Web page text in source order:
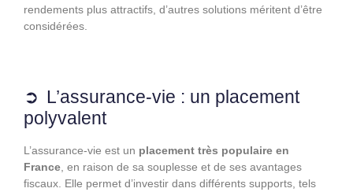
rendements plus attractifs, d’autres solutions méritent d’être
considérées.
L’assurance-vie : un placement
polyvalent
L’assurance-vie est un placement très populaire en
France , en raison de sa souplesse et de ses avantages
fiscaux. Elle permet d’investir dans différents supports, tels